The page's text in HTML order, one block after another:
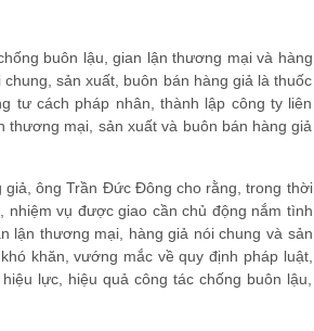
buôn lậu, gian lận thương mại và hàng
sản xuất, buôn bán hàng giả là thuốc
tư cách pháp nhân, thành lập công ty liên
mại, sản xuất và buôn bán hàng giả
ông Trần Đức Đông cho rằng, trong thời
vụ được giao cần chủ động nắm tình
lận thương mại, hàng giả nói chung và sản
khăn, vướng mắc về quy định pháp luật,
lực, hiệu quả công tác chống buôn lậu,